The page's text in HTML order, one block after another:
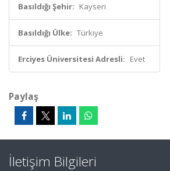
Basıldığı Şehir: Kayseri
Basıldığı Ülke: Türkiye
Erciyes Üniversitesi Adresli: Evet
Paylaş
İletişim Bilgileri